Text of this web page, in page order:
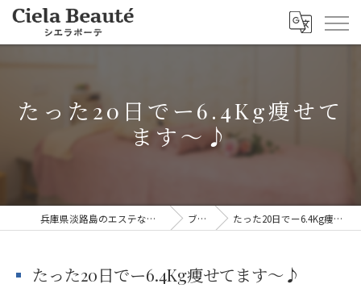
たった20日でー6.4Kg痩せて
ます～♪
兵庫県淡路島のエステならシエラボーテ ブログ たった20日でー6.4Kg痩せてます～♪
たった20日でー6.4Kg痩せてます～♪